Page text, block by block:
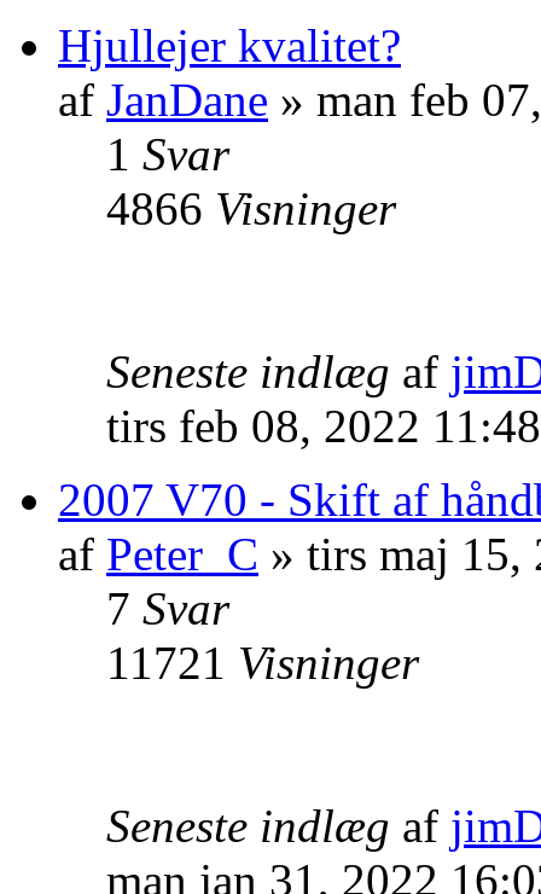
Hjullejer kvalitet?
af JanDane » man feb
1 Svar
4866 Visninger
Seneste indlæg af
tirs feb 08, 2022
2007 V70 - Skift af
af Peter_C » tirs maj 15,
7 Svar
11721 Visninger
Seneste indlæg af
man jan 31, 2022